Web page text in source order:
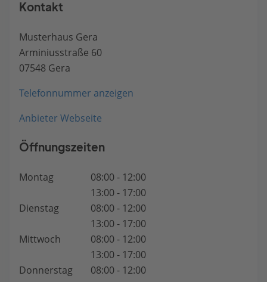
Kontakt
Musterhaus Gera
Arminiusstraße 60
07548 Gera
Telefonnummer anzeigen
Anbieter Webseite
Öffnungszeiten
Montag
08:00 - 12:00
13:00 - 17:00
Dienstag
08:00 - 12:00
13:00 - 17:00
Mittwoch
08:00 - 12:00
13:00 - 17:00
Donnerstag
08:00 - 12:00